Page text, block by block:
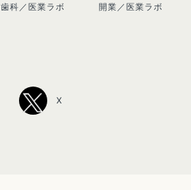
歯科／医業ラボ 開業／医業ラボ
X